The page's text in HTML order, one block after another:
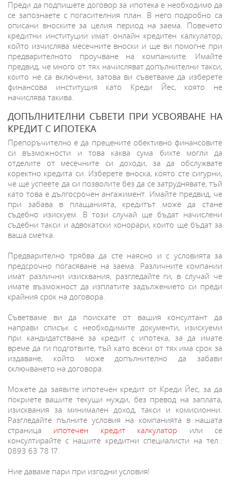
Преди да подпишете договор за ипотека е необходимо да
се запознаете с погасителния план. В него подробно са
описани вноските за целия период на заема. Повечето
кредитни институции имат онлайн кредитен калкулатор,
който изчислява месечните вноски и ще ви помогне при
предварителното проучване на компаниите. Имайте
предвид, че много от тях начисляват допълнителни такси,
които не са включени, затова ви съветваме да изберете
финансова институция като Креди Йес, която не
начислява такива.
ДОПЪЛНИТЕЛНИ СЪВЕТИ ПРИ УСВОЯВАНЕ НА
КРЕДИТ С ИПОТЕКА
Препоръчително е да прецените обективно финансовите
си възможности и това каква сума бихте могли да
отделите от месечните си доходи, за да обслужвате
коректно кредита си. Изберете вноска, която сте сигурни,
че ще успеете да си позволите без да се затруднявате, тъй
като това е дългосрочен ангажимент. Имайте предвид, че
при забава в плащанията, кредитът може да стане
съдебно изискуем. В този случай ще бъдат начислени
съдебни такси и адвокатски хонорари, които ще бъдат за
ваша сметка.
Предварително трябва да сте наясно и с условията за
предсрочно погасяване на заема. Различните компании
имат различни изисквания, разгледайте ги, в случай че
имате възможност да изплатите задължението си преди
крайния срок на договора.
Съветваме ви да поискате от вашия консултант да
направи списък с необходимите документи, изискуеми
при кандидатстване за кредит с ипотека, за да имате
време да ги подготвите, тъй като всеки от тях има срок за
издаване, който може допълнително да забави
сключването на договора.
Можете да заявите ипотечен кредит от Креди Йес, за да
покриете вашите текущи нужди, без превод на заплата,
изисквания за минимален доход, такси и комисионни.
Разгледайте пълните условия на компанията в нашата
страница ипотечен кредит калкулатор или се
консултирайте с нашите кредитни специалисти на тел.:
0893 63 78 17.
Ние даваме пари при изгодни условия!